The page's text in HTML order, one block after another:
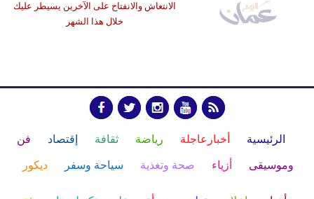
الانتعاش والانفتاح على الآخرين يسيطر عليك
خلال هذا الشهر
الرئيسية أخبارعاجلة رياضة ثقافة إقتصاد فن
وموسيقى أزياء صحة وتغذية سياحة وسفر ديكور